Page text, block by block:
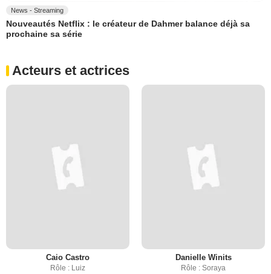
News - Streaming
Nouveautés Netflix : le créateur de Dahmer balance déjà sa
prochaine sa série
Acteurs et actrices
Caio Castro
Rôle : Luiz
Danielle Winits
Rôle : Soraya